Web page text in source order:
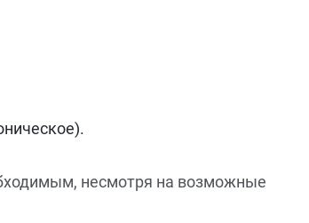
несмотря на возможные